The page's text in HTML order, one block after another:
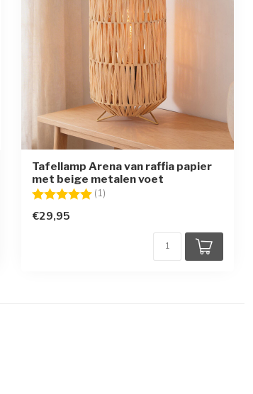
Tafellamp Arena van raffia papier
met beige metalen voet
Beoordeling: (1)
€29,95